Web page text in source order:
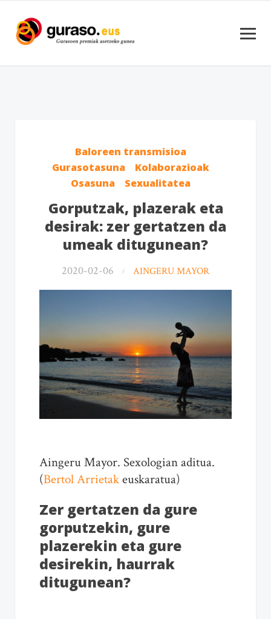
Baloreen transmisioa
Gurasotasuna
Kolaborazioak
Osasuna
Sexualitatea
Gorputzak, plazerak eta
desirak: zer gertatzen da
umeak ditugunean?
2020-02-06 AINGERU MAYOR
Aingeru Mayor. Sexologian aditua.
(Bertol Arrietakeuskaratua)
Zer gertatzen da gure
gorputzekin, gure
plazerekin eta gure
desirekin, haurrak
ditugunean?